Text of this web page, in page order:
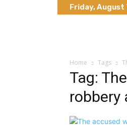
Friday, August
Home Tags
Tag:
robbery